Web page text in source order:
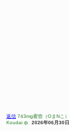
返信 743mg蜜壺（OまNこ
Koudai ф
2026年06月30